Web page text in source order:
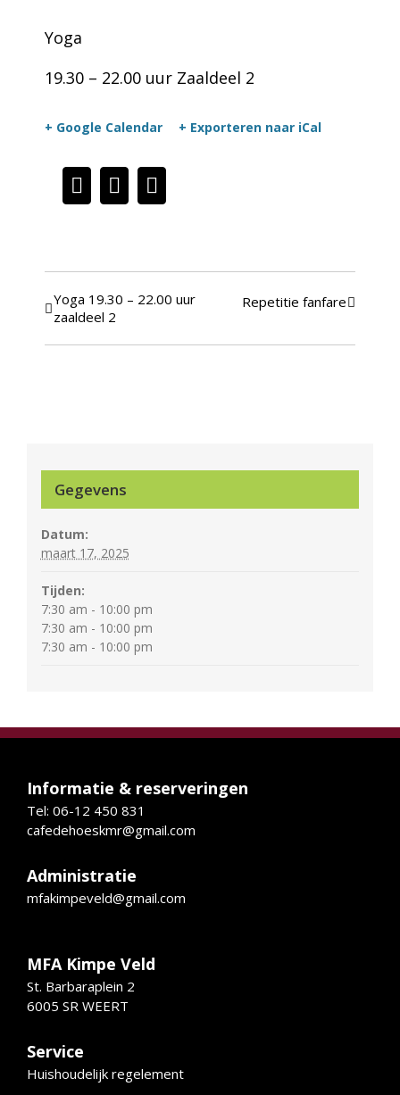
Yoga
19.30 – 22.00 uur Zaaldeel 2
+ Google Calendar + Exporteren naar iCal
FacebookLinkedIn
Evenement
Navigatie
Yoga 19.30 – 22.00 uur
zaaldeel 2
Repetitie fanfare
Gegevens
Datum:
maart 17, 2025
Tijden:
7:30 am - 10:00 pm
7:30 am - 10:00 pm
7:30 am - 10:00 pm
Informatie & reserveringen
Tel: 06-12 450 831
cafedehoeskmr@gmail.com
Administratie
mfakimpeveld@gmail.com
MFA Kimpe Veld
St. Barbaraplein 2
6005 SR WEERT
Service
Huishoudelijk regelement